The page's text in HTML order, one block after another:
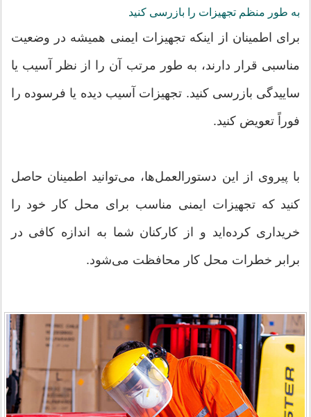
به طور منظم تجهیزات را بازرسی کنید
برای اطمینان از اینکه تجهیزات ایمنی همیشه در وضعیت
مناسبی قرار دارند، به طور مرتب آن را از نظر آسیب یا
ساییدگی بازرسی کنید. تجهیزات آسیب دیده یا فرسوده را
فوراً تعویض کنید.
با پیروی از این دستورالعمل‌ها، می‌توانید اطمینان حاصل
کنید که تجهیزات ایمنی مناسب برای محل کار خود را
خریداری کرده‌اید و از کارکنان شما به اندازه کافی در
برابر خطرات محل کار محافظت می‌شود.